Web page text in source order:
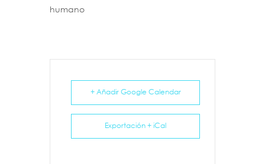
humano
+ Añadir Google Calendar
Exportación + iCal